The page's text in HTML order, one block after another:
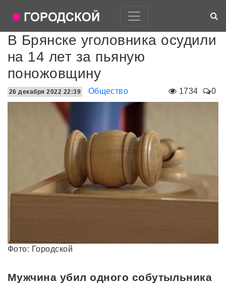
В Брянске уголовника осудили
на 14 лет за пьяную
поножовщину
1734 0
26 декабря 2022 22:39 Общество
Фото: Городской
Мужчина убил одного собутыльника